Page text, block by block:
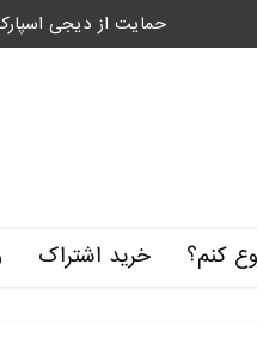
حمایت از دیجی
کنم؟ خرید اشتراک